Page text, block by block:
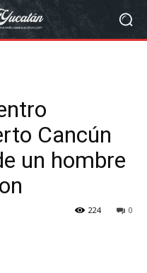
Cancún
un hombre
0
224